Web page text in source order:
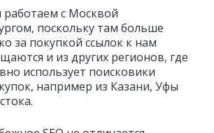
с Москвой
поскольку там больше
за покупкой ссылок к нам
и из других регионов, где
использует поисковики
например из Казани, Уфы